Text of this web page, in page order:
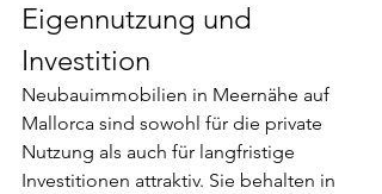
Eigennutzung und
Investition
Neubauimmobilien in Meernähe auf
Mallorca sind sowohl für die private
Nutzung als auch für langfristige
Investitionen attraktiv. Sie behalten in